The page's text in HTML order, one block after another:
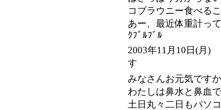
コブラウニー食べる
あー、最近体重計っ
ｸﾌﾞﾙﾌﾞﾙ
2003年11月10日(月)
す
みなさんお元気です
わたしは鼻水と鼻血
土日丸々二日もパソ